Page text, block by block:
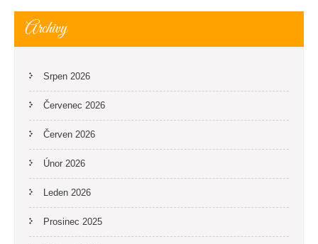
Archivy
Srpen 2026
Červenec 2026
Červen 2026
Únor 2026
Leden 2026
Prosinec 2025